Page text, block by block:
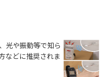
光や振動等で知ら
などに推奨されま